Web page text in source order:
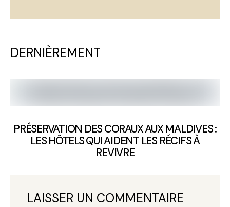
DERNIÈREMENT
PRÉSERVATION DES CORAUX AUX MALDIVES :
LES HÔTELS QUI AIDENT LES RÉCIFS À
REVIVRE
LAISSER UN COMMENTAIRE